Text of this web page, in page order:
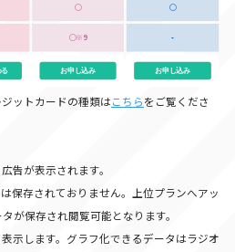
◯ ◯
◯※9 -
る お申し込み お申し込み
ットカードの種類はこちらをご覧くださ
告が表示されます。
保存されておりません。上位プランへアッ
が保存され閲覧可能となります。
示します。グラフ化できるデータはラジオ